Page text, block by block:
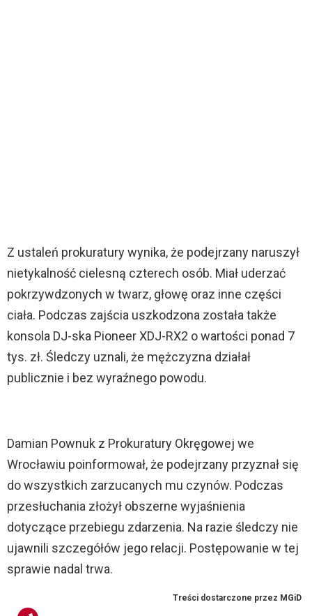
Z ustaleń prokuratury wynika, że podejrzany naruszył
nietykalność cielesną czterech osób. Miał uderzać
pokrzywdzonych w twarz, głowę oraz inne części
ciała. Podczas zajścia uszkodzona została także
konsola DJ-ska Pioneer XDJ-RX2 o wartości ponad 7
tys. zł. Śledczy uznali, że mężczyzna działał
publicznie i bez wyraźnego powodu.
Damian Pownuk z Prokuratury Okręgowej we
Wrocławiu poinformował, że podejrzany przyznał się
do wszystkich zarzucanych mu czynów. Podczas
przesłuchania złożył obszerne wyjaśnienia
dotyczące przebiegu zdarzenia. Na razie śledczy nie
ujawnili szczegółów jego relacji. Postępowanie w tej
sprawie nadal trwa.